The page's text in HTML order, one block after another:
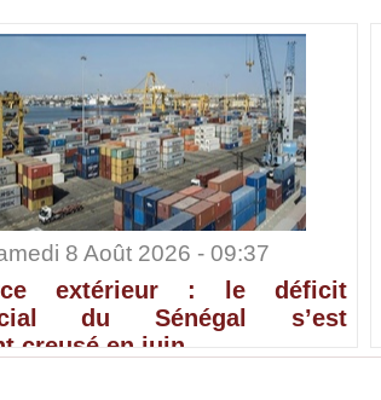
8 Août 2026 - 09:37
extérieur : le déficit
du Sénégal s’est
creusé en juin